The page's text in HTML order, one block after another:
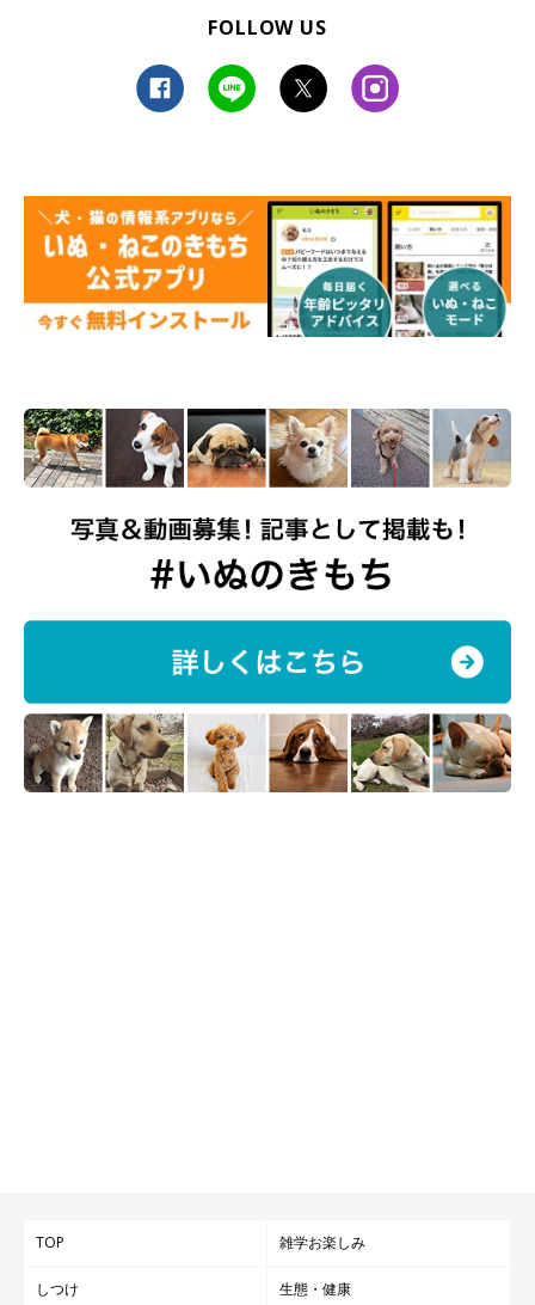
FOLLOW US
TOP 雑学お楽しみ
しつけ 生態・健康